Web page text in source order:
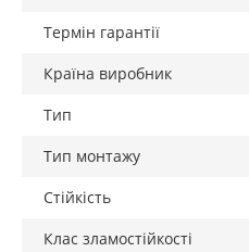
Термін гарантії
Країна виробник
Тип
Тип монтажу
Стійкість
Клас зламостійкості